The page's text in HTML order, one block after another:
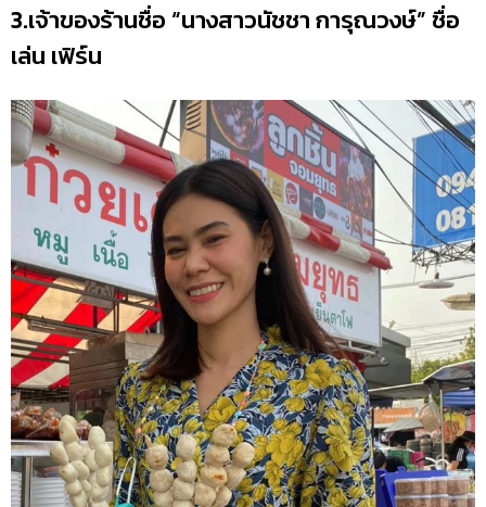
3.เจ้าของร้านชื่อ “นางสาวนัชชา การุณวงษ์” ชื่อ
เล่น เฟิร์น